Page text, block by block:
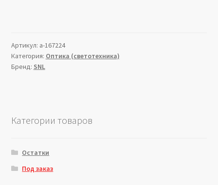
Артикул: a-167224
Категория: Оптика (светотехника)
Бренд: SNL
Категории товаров
Остатки
Под заказ